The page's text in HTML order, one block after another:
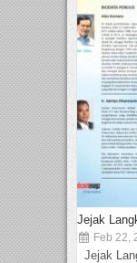
Jejak
Feb 22,
Jejak